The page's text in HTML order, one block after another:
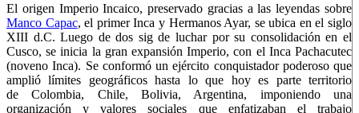
El origen Imperio Incaico, preservado gracias a las leyendas sobre
Manco Capac, el primer Inca y Hermanos Ayar, se ubica en el siglo
XIII d.C. Luego de dos sig de luchar por su consolidación en el
Cusco, se inicia la gran expansión Imperio, con el Inca Pachacutec
(noveno Inca). Se conformó un ejército conquistador poderoso que
amplió límites geográficos hasta lo que hoy es parte territorio
de Colombia, Chile, Bolivia, Argentina, imponiendo una
organización y valores sociales que enfatizaban el trabajo